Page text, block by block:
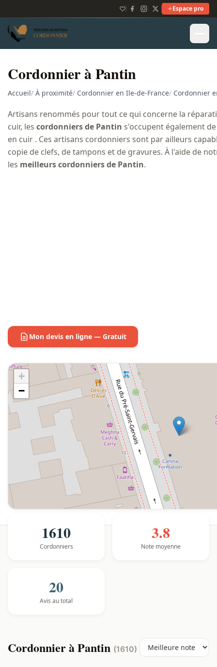
Espace pro
Cordonnier à Pantin
Accueil/ À proximité/ Cordonnier en Ile-de-France/ Cordonnier
Artisans renommés pour tout ce qui concerne la
cuir, les cordonniers de Pantin s'occupent également
en cuir . Ces artisans cordonniers sont par ailleurs
copie de clefs, de tampons et de gravures. À l'aide de
les meilleurs cordonniers de Pantin.
Mon devis en ligne — Gratuit
+
−
1610
Cordonniers
3.8
Note moyenne
20
Avis au total
Cordonnier à Pantin (1610)